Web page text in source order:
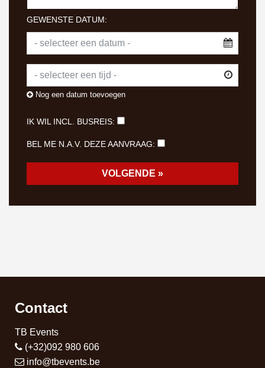
GEWENSTE DATUM:
Nog een datum toevoegen
IK WIL INCL. BUSREIS:
BEL ME N.A.V. DEZE AANVRAAG:
Contact
TB Events
(+32)092 980 606
info@tbevents.be